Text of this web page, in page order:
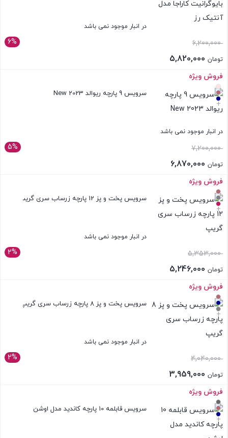
در انبار موجود نمی باشد
6% 6,200,000
تومان
بستن
فروش ویژه
سرویس 9 پارچه ریوالد New 2023
در انبار موجود نمی باشد
5% 7,200,000
تومان
بستن
+
فروش ویژه
سرویس پخت و پز 12 پارچه زرساب سری گریپ
در انبار موجود نمی باشد
2% 5,353,000
تومان
بستن
+
فروش ویژه
سرویس پخت و پز 8 پارچه زرساب سری گریپ
در انبار موجود نمی باشد
2% 4,040,000
تومان
بستن
+
فروش ویژه
سرویس قابلمه 10 پارچه کاندید مدل اوشن
+